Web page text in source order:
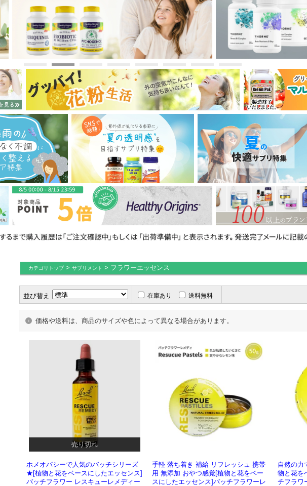
カテゴリトップ> サプリメント > フラワーエッセンス
並び替え 在庫あり 送料無料
価格や送料は、商品のサイズや色によって異なる場合があります。
売り切れ
ホメオパシーで人気のバッチシリーズ
★[植物と花をベースにしたエッセンス]
バッチフラワー レスキューレメディー
手軽 落ち着き 補給 リフレッシュ 携帯
用 無添加 おやつ感覚[植物と花をベー
スにしたエッセンス]バッチフラワーレ
自然の力
物と花を
チフラワ